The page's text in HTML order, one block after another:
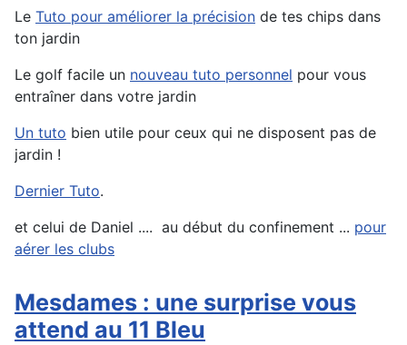
Le Tuto pour améliorer la précision de tes chips dans
ton jardin
Le golf facile un nouveau tuto personnel pour vous
entraîner dans votre jardin
Un tuto bien utile pour ceux qui ne disposent pas de
jardin !
Dernier Tuto.
et celui de Daniel .... au début du confinement ... pour
aérer les clubs
Mesdames : une surprise vous
attend au 11 Bleu